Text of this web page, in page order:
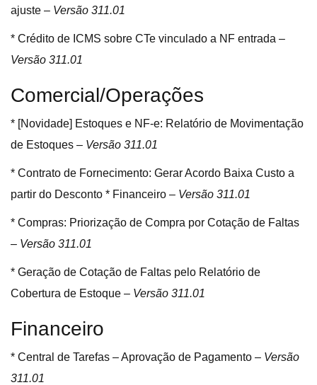
ajuste – Versão 311.01
* Crédito de ICMS sobre CTe vinculado a NF entrada –
Versão 311.01
Comercial/Operações
* [Novidade] Estoques e NF-e: Relatório de Movimentação
de Estoques – Versão 311.01
* Contrato de Fornecimento: Gerar Acordo Baixa Custo a
partir do Desconto * Financeiro – Versão 311.01
* Compras: Priorização de Compra por Cotação de Faltas
– Versão 311.01
* Geração de Cotação de Faltas pelo Relatório de
Cobertura de Estoque – Versão 311.01
Financeiro
* Central de Tarefas – Aprovação de Pagamento – Versão
311.01